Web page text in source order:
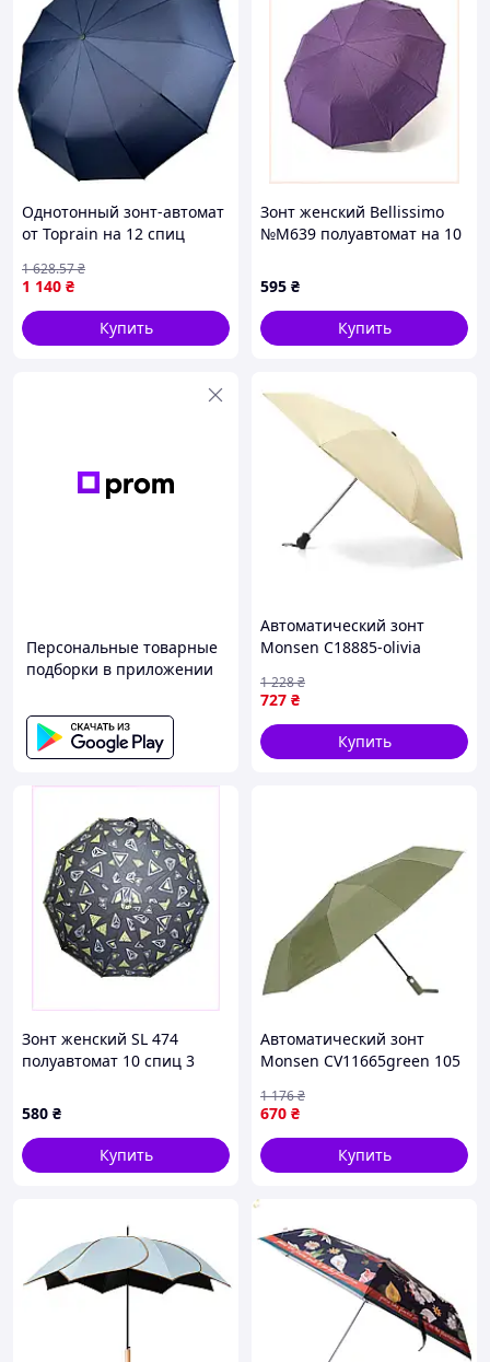
Однотонный зонт-автомат
от Toprain на 12 спиц
1 140 ₴
1 628.57₴
Купить
Зонт женский Bellissimo
№M639 полуавтомат на 10
куполом Фиолетовый
8979KP03M0
595 ₴
Купить
Персональные товарные
подборки в приложении
Автоматический зонт
Monsen C18885-olivia
727 ₴
1 228₴
Купить
Зонт женский SL 474
полуавтомат 10 спиц 3
(3bf82a88) 8983742AX
580 ₴
Купить
Автоматический зонт
Monsen CV11665green 105
670 ₴
1 176₴
Купить